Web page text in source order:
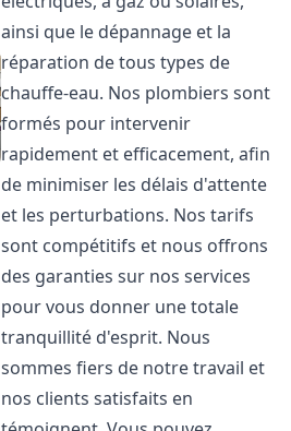
ainsi que le dépannage et la
réparation de tous types de
chauffe-eau. Nos plombiers sont
formés pour intervenir
rapidement et efficacement, afin
de minimiser les délais d'attente
et les perturbations. Nos tarifs
sont compétitifs et nous offrons
des garanties sur nos services
pour vous donner une totale
tranquillité d'esprit. Nous
sommes fiers de notre travail et
nos clients satisfaits en